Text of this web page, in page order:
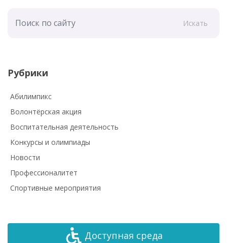
Искать
Рубрики
Абилимпикс
Волонтёрская акция
Воспитательная деятельность
Конкурсы и олимпиады
Новости
Профессионалитет
Спортивные мероприятия
Доступная среда